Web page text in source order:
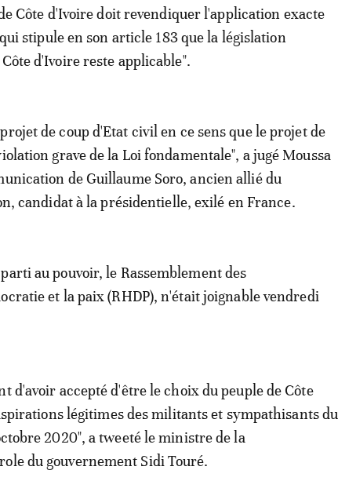
Côte d'Ivoire doit revendiquer l'application exacte
stipule en son article 183 que la législation
d'Ivoire reste applicable".
de coup d'Etat civil en ce sens que le projet de
grave de la Loi fondamentale", a jugé Moussa
de Guillaume Soro, ancien allié du
candidat à la présidentielle, exilé en France.
au pouvoir, le Rassemblement des
et la paix (RHDP), n'était joignable vendredi
d'avoir accepté d'être le choix du peuple de Côte
légitimes des militants et sympathisants du
2020", a tweeté le ministre de la
du gouvernement Sidi Touré.